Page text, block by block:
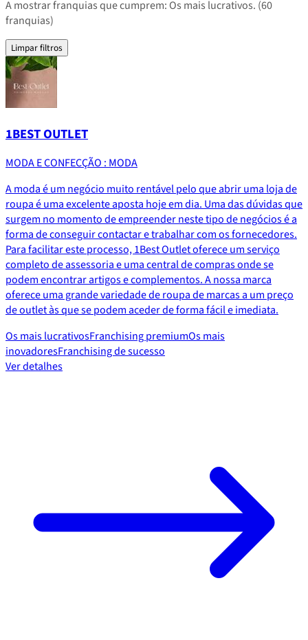
A mostrar franquias que cumprem: Os mais lucrativos. (60
franquias)
Limpar filtros
1BEST OUTLET
MODA E CONFECÇÃO : MODA
A moda é um negócio muito rentável pelo que abrir uma loja de
roupa é uma excelente aposta hoje em dia. Uma das dúvidas que
surgem no momento de empreender neste tipo de negócios é a
forma de conseguir contactar e trabalhar com os fornecedores.
Para facilitar este processo, 1Best Outlet oferece um serviço
completo de assessoria e uma central de compras onde se
podem encontrar artigos e complementos. A nossa marca
oferece uma grande variedade de roupa de marcas a um preço
de outlet às que se podem aceder de forma fácil e imediata.
Os mais lucrativosFranchising premiumOs mais
inovadoresFranchising de sucesso
Ver detalhes